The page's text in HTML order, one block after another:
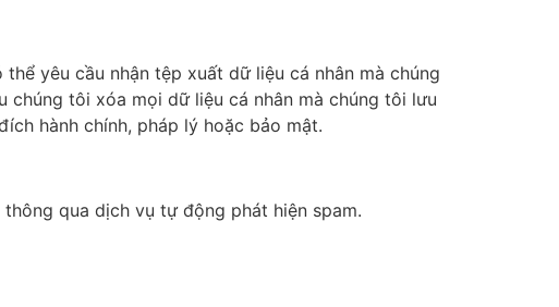
yêu cầu nhận tệp xuất dữ liệu cá nhân mà chúng
tôi xóa mọi dữ liệu cá nhân mà chúng tôi lưu
hành chính, pháp lý hoặc bảo mật.
qua dịch vụ tự động phát hiện spam.